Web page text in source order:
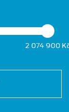
2 074 900